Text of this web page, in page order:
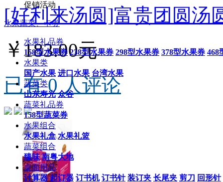
促销活动
水果蔬菜、卡券
水果礼品券
158型水果券 238型水果券 298型水果券 378型水果券 468
水果类
国产水果 进口水果 台湾水果
蔬菜类
山东寿光 众谷
蔬菜礼品券
158型蔬菜券
水果组合
水果礼盒 水果礼篮
蔬菜组合
臻味 南粤大地
桌面用品
计算器 起订器 订书机 订书针 装订夹 长尾夹 剪刀 回形针
[好利来汤圆]富贵团圆汤
￥183.00元
已有 0 人评论